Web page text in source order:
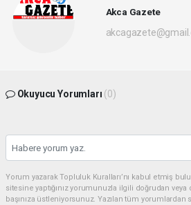
Akca Gazete
Okuyucu Yorumları (0)
Yorum yazarak Topluluk Kuralları’nı kabul etmiş
sitesine yaptığınız yorumunuzla ilgili doğrudan
başınıza üstleniyorsunuz. Yazılan tüm